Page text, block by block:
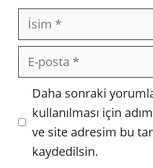
İsim
posta
İnternet
sitesi
Daha sonraki
kullanılması için
ve site adresim bu
kaydedilsin.